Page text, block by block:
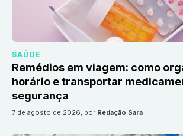
SAÚDE
Remédios em viagem: como
horário e transportar
segurança
7 de agosto de 2026, por Redação Sara